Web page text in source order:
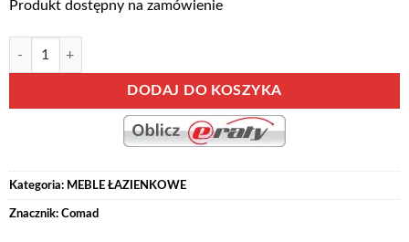
Produkt dostępny na zamówienie
ilość Zestaw mebli łazienkowych ARUBA COSMOS 60/01
DODAJ DO KOSZYKA
Alternative:
Kategoria: MEBLE ŁAZIENKOWE
Znacznik: Comad